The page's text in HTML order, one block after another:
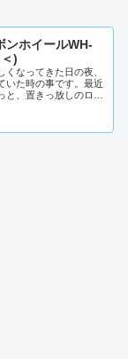
ンホイールWH-
)
なってきた日の夜、
いた時の事です。最近
、置きっ放しのロー